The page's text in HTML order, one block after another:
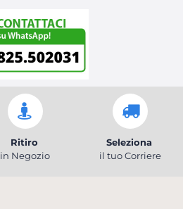
Ritiro
in Negozio
Seleziona
il tuo Corriere